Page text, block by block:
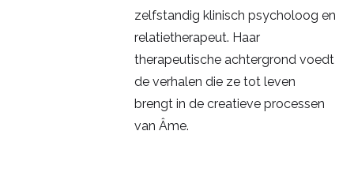
zelfstandig klinisch psycholoog en
relatietherapeut. Haar
therapeutische achtergrond voedt
de verhalen die ze tot leven
brengt in de creatieve processen
van Âme.